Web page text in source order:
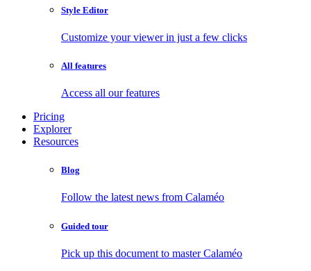
Style Editor
Customize your viewer in just a few clicks
All features
Access all our features
Pricing
Explorer
Resources
Blog
Follow the latest news from Calaméo
Guided tour
Pick up this document to master Calaméo